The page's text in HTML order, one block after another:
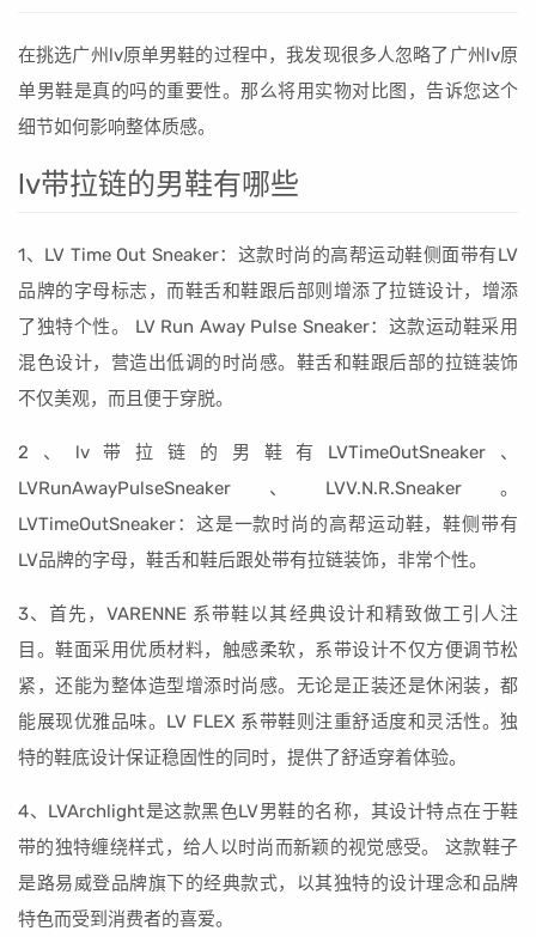
在挑选广州lv原单男鞋的过程中，我发现很多人忽略了广州lv原
单男鞋是真的吗的重要性。那么将用实物对比图，告诉您这个
细节如何影响整体质感。
lv带拉链的男鞋有哪些
1、LV Time Out Sneaker：这款时尚的高帮运动鞋侧面带有LV
品牌的字母标志，而鞋舌和鞋跟后部则增添了拉链设计，增添
了独特个性。 LV Run Away Pulse Sneaker：这款运动鞋采用
混色设计，营造出低调的时尚感。鞋舌和鞋跟后部的拉链装饰
不仅美观，而且便于穿脱。
2、lv带拉链的男鞋有LVTimeOutSneaker、
LVRunAwayPulseSneaker、LVV.N.R.Sneaker。
LVTimeOutSneaker：这是一款时尚的高帮运动鞋，鞋侧带有
LV品牌的字母，鞋舌和鞋后跟处带有拉链装饰，非常个性。
3、首先，VARENNE 系带鞋以其经典设计和精致做工引人注
目。鞋面采用优质材料，触感柔软，系带设计不仅方便调节松
紧，还能为整体造型增添时尚感。无论是正装还是休闲装，都
能展现优雅品味。LV FLEX 系带鞋则注重舒适度和灵活性。独
特的鞋底设计保证稳固性的同时，提供了舒适穿着体验。
4、LVArchlight是这款黑色LV男鞋的名称，其设计特点在于鞋
带的独特缠绕样式，给人以时尚而新颖的视觉感受。 这款鞋子
是路易威登品牌旗下的经典款式，以其独特的设计理念和品牌
特色而受到消费者的喜爱。